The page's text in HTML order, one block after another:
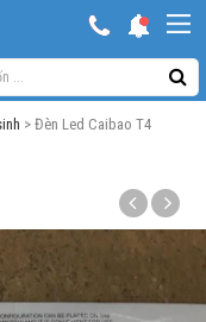
> Đèn Led Caibao T4
& phụ kiện
kiện khác
cảnh